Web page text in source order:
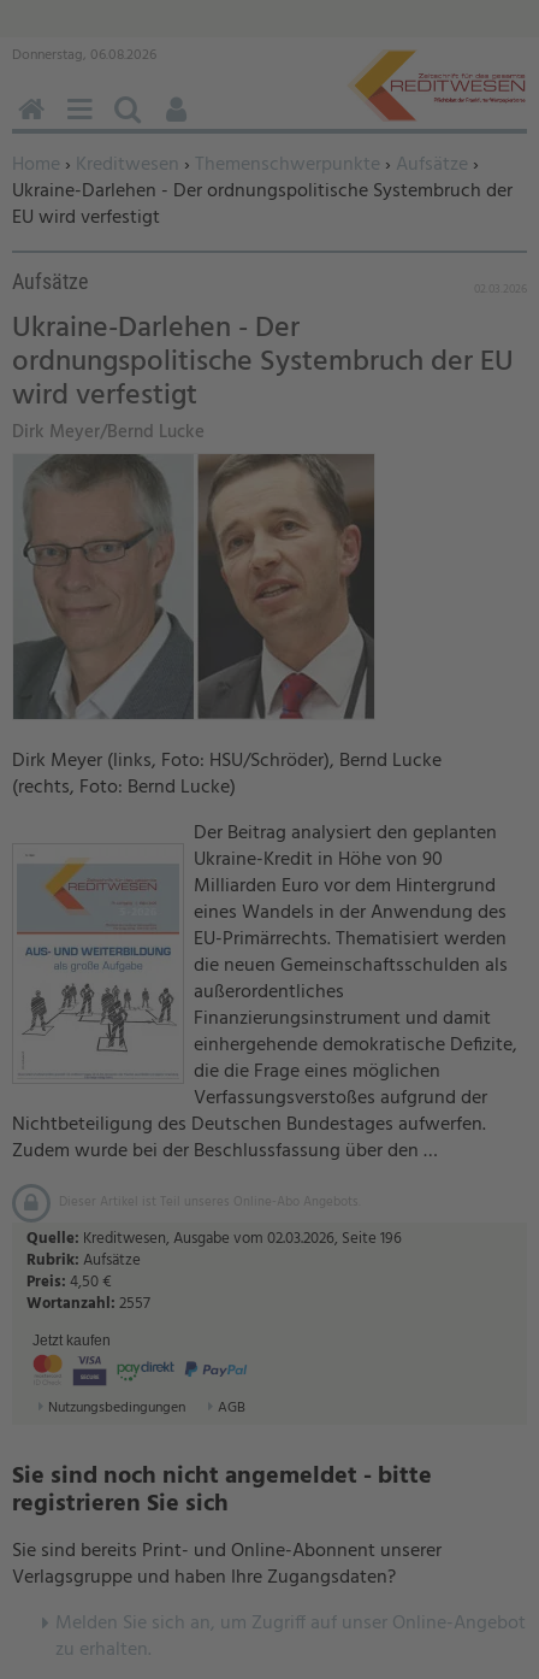
Donnerstag, 06.08.2026
Sie befinden sich hier:
Home › Kreditwesen › Themenschwerpunkte › Aufsätze ›
Ukraine-Darlehen - Der ordnungspolitische Systembruch der
EU wird verfestigt
Aufsätze
Ukraine-Darlehen - Der
ordnungspolitische Systembruch der EU
wird verfestigt
Dirk Meyer/Bernd Lucke
Dirk Meyer (links, Foto: HSU/Schröder), Bernd Lucke
(rechts, Foto: Bernd Lucke)
Der Beitrag analysiert den geplanten
Ukraine-Kredit in Höhe von 90
Milliarden Euro vor dem Hintergrund
eines Wandels in der Anwendung des
EU-Primärrechts. Thematisiert werden
die neuen Gemeinschaftsschulden als
außerordentliches
Finanzierungsinstrument und damit
einhergehende demokratische Defizite,
die die Frage eines möglichen
Verfassungsverstoßes aufgrund der
Nichtbeteiligung des Deutschen Bundestages aufwerfen.
Zudem wurde bei der Beschlussfassung über den …
Dieser Artikel ist Teil unseres Online-Abo Angebots.
Quelle: Kreditwesen, Ausgabe vom 02.03.2026, Seite 196
Rubrik:Aufsätze
Preis:4,50 €
Wortanzahl:2557
Jetzt kaufen
Nutzungsbedingungen AGB
Sie sind noch nicht angemeldet - bitte
registrieren Sie sich
Sie sind bereits Print- und Online-Abonnent unserer
Verlagsgruppe und haben Ihre Zugangsdaten?
Melden Sie sich an, um Zugriff auf unser Online-Angebot
zu erhalten.
HOMEMENÜSUCHEN
BENUTZERFUNKTIONEN